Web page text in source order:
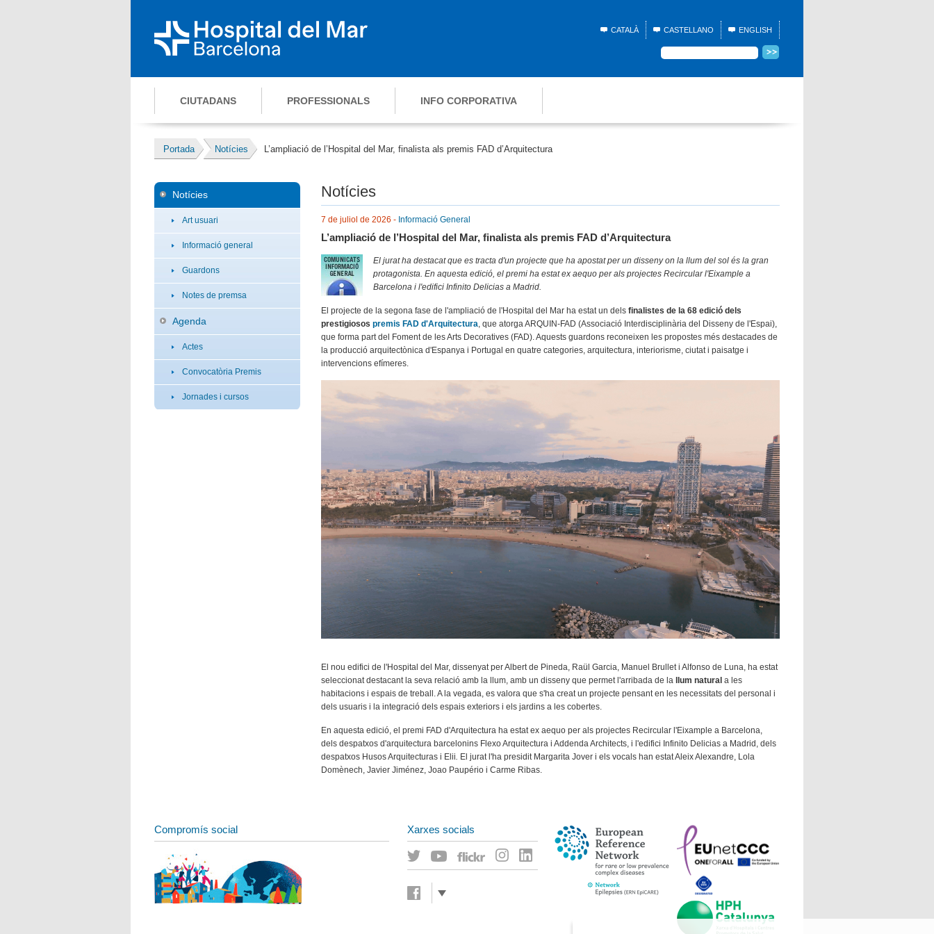
CATALÀ CASTELLANO ENGLISH
CIUTADANS PROFESSIONALS INFO CORPORATIVA
Portada Notícies L’ampliació de l’Hospital del Mar, finalista als premis FAD d’Arquitectura
Notícies
Art usuari
Informació general
Guardons
Notes de premsa
Agenda
Actes
Convocatòria Premis
Jornades i cursos
Notícies
7 de juliol de 2026 - Informació General
L’ampliació de l’Hospital del Mar, finalista als premis FAD d’Arquitectura
El jurat ha destacat que es tracta d'un projecte que ha apostat per un disseny on la llum del sol és la gran
protagonista. En aquesta edició, el premi ha estat ex aequo per als projectes Recircular l'Eixample a
Barcelona i l'edifici Infinito Delicias a Madrid.
El projecte de la segona fase de l'ampliació de l'Hospital del Mar ha estat un delsfinalistes de la 68 edició dels
prestigiosospremis FAD d'Arquitectura , que atorga ARQUIN-FAD (Associació Interdisciplinària del Disseny de l'Espai),
que forma part del Foment de les Arts Decoratives (FAD). Aquests guardons reconeixen les propostes més destacades de
la producció arquitectònica d'Espanya i Portugal en quatre categories, arquitectura, interiorisme, ciutat i paisatge i
intervencions efímeres.
El nou edifici de l'Hospital del Mar, dissenyat per Albert de Pineda, Raül Garcia, Manuel Brullet i Alfonso de Luna, ha estat
seleccionat destacant la seva relació amb la llum, amb un disseny que permet l'arribada de la
llum natural a les
habitacions i espais de treball. A la vegada, es valora que s'ha creat un projecte pensant en les necessitats del personal i
dels usuaris i la integració dels espais exteriors i els jardins a les cobertes.
En aquesta edició, el premi FAD d'Arquitectura ha estat ex aequo per als projectes Recircular l'Eixample a Barcelona,
dels despatxos d'arquitectura barcelonins Flexo Arquitectura i Addenda Architects, i l'edifici Infinito Delicias a Madrid, dels
despatxos Husos Arquitecturas i Elii. El jurat l'ha presidit Margarita Jover i els vocals han estat Aleix Alexandre, Lola
Domènech, Javier Jiménez, Joao Paupério i Carme Ribas.
Compromís social Xarxes socials